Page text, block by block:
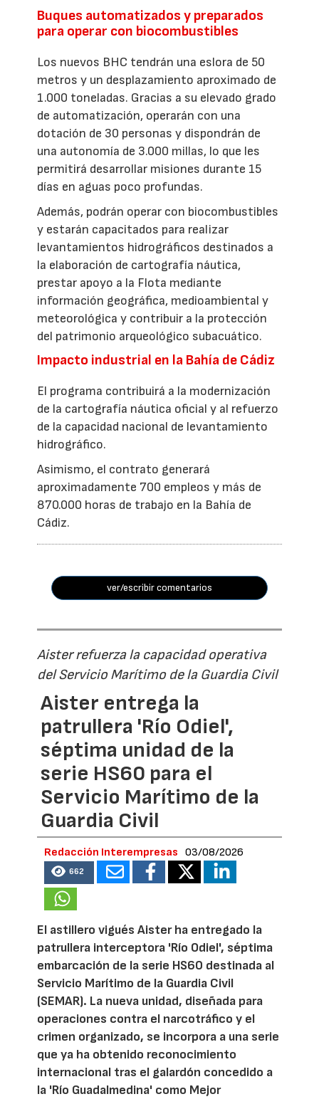
Buques automatizados y preparados
para operar con biocombustibles
Los nuevos BHC tendrán una eslora de 50
metros y un desplazamiento aproximado de
1.000 toneladas. Gracias a su elevado grado
de automatización, operarán con una
dotación de 30 personas y dispondrán de
una autonomía de 3.000 millas, lo que les
permitirá desarrollar misiones durante 15
días en aguas poco profundas.
Además, podrán operar con biocombustibles
y estarán capacitados para realizar
levantamientos hidrográficos destinados a
la elaboración de cartografía náutica,
prestar apoyo a la Flota mediante
información geográfica, medioambiental y
meteorológica y contribuir a la protección
del patrimonio arqueológico subacuático.
Impacto industrial en la Bahía de Cádiz
El programa contribuirá a la modernización
de la cartografía náutica oficial y al refuerzo
de la capacidad nacional de levantamiento
hidrográfico.
Asimismo, el contrato generará
aproximadamente 700 empleos y más de
870.000 horas de trabajo en la Bahía de
Cádiz.
ver/escribir comentarios
Aister refuerza la capacidad operativa
del Servicio Marítimo de la Guardia Civil
Aister entrega la
patrullera 'Río Odiel',
séptima unidad de la
serie HS60 para el
Servicio Marítimo de la
Guardia Civil
Redacción Interempresas 03/08/2026
662
El astillero vigués Aister ha entregado la
patrullera interceptora 'Río Odiel', séptima
embarcación de la serie HS60 destinada al
Servicio Marítimo de la Guardia Civil
(SEMAR). La nueva unidad, diseñada para
operaciones contra el narcotráfico y el
crimen organizado, se incorpora a una serie
que ya ha obtenido reconocimiento
internacional tras el galardón concedido a
la 'Río Guadalmedina' como Mejor